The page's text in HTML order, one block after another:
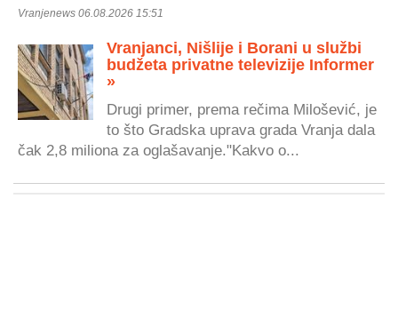
Vranjenews 06.08.2026 15:51
Vranjanci, Nišlije i Borani u službi
budžeta privatne televizije Informer
»
Drugi primer, prema rečima Milošević, je
to što Gradska uprava grada Vranja dala
čak 2,8 miliona za oglašavanje."Kakvo o...